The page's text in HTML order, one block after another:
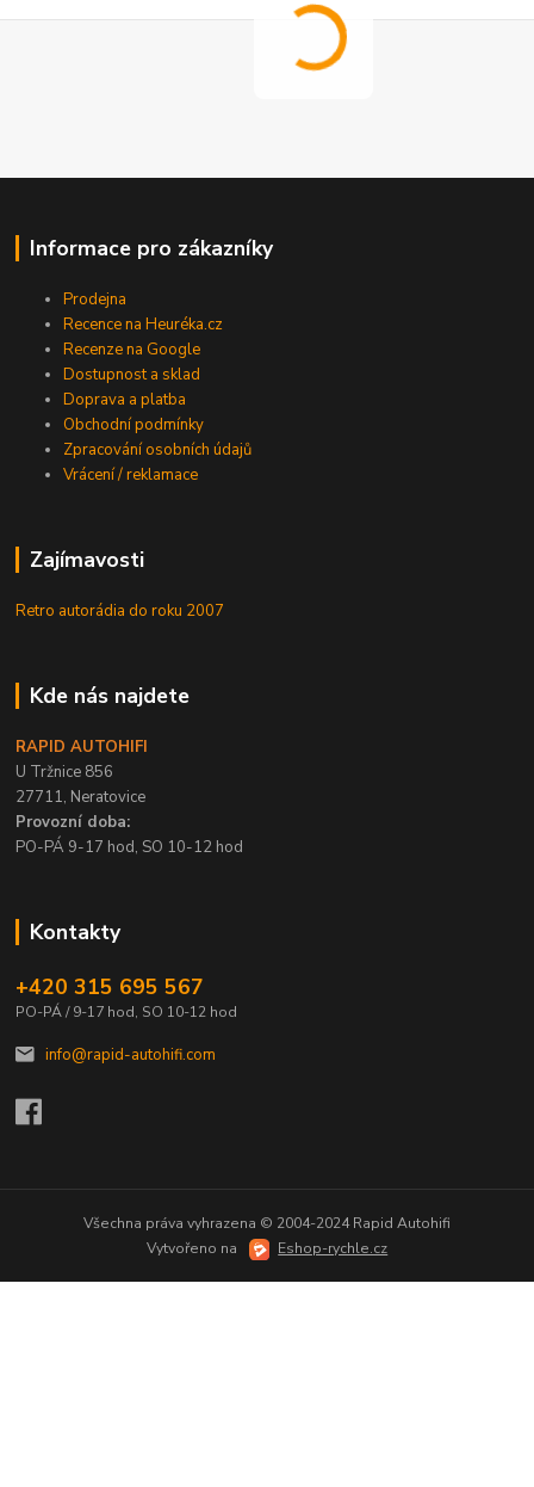
Informace pro zákazníky
Prodejna
Recence na Heuréka.cz
Recenze na Google
Dostupnost a sklad
Doprava a platba
Obchodní podmínky
Zpracování osobních údajů
Vrácení / reklamace
Zajímavosti
Retro autorádia do roku 2007
Kde nás najdete
RAPID AUTOHIFI
U Tržnice 856
27711, Neratovice
Provozní doba:
PO-PÁ 9-17 hod, SO 10-12 hod
Kontakty
+420 315 695 567
PO-PÁ / 9-17 hod, SO 10-12 hod
info@rapid-autohifi.com
Všechna práva vyhrazena © 2004-2024 Rapid Autohifi
Vytvořeno na
Eshop-rychle.cz